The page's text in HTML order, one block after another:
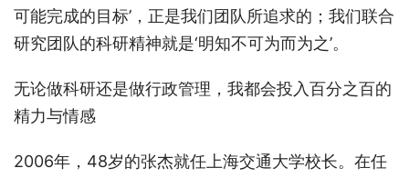
可能完成的目标’，正是我们团队所追求的；我们联合
研究团队的科研精神就是‘明知不可为而为之’。
无论做科研还是做行政管理，我都会投入百分之百的
精力与情感
2006年，48岁的张杰就任上海交通大学校长。在任